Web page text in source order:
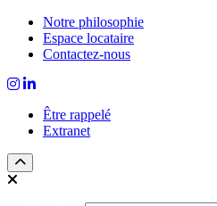
Notre philosophie
Espace locataire
Contactez-nous
Être rappelé
Extranet